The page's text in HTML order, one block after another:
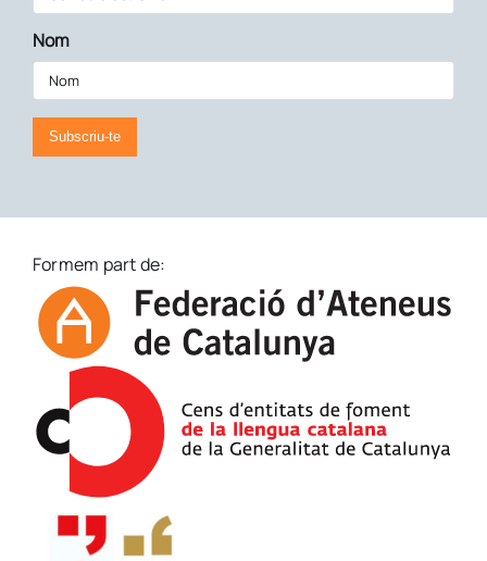
Nom
Subscriu-te
Formem part de: